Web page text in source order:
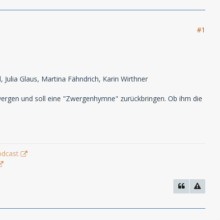
#1
Glaus, Martina Fähndrich, Karin Wirthner
und soll eine "Zwergenhymne" zurückbringen. Ob ihm die